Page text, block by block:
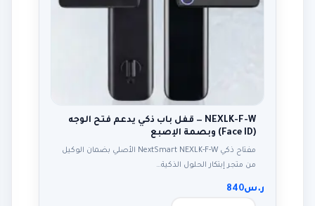
NEXLK-F-W — قفل باب ذكي يدعم فتح الوجه
(Face ID) وبصمة الإصبع
مفتاح ذكي NextSmart NEXLK-F-W الأصلي بضمان الوكيل
من متجر إبتكار الحلول الذكية…
ر.س840